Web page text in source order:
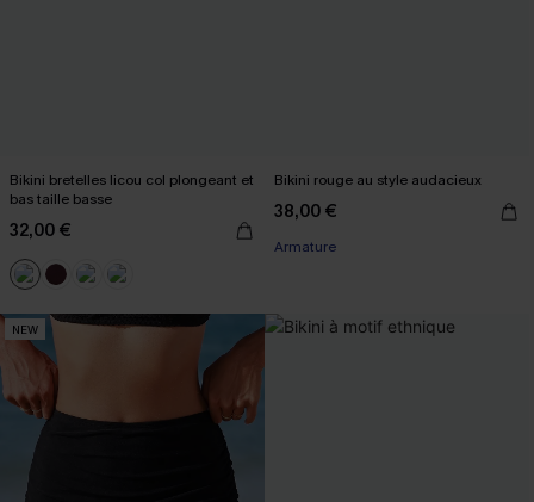
Bikini bretelles licou col plongeant et
bas taille basse
32,00 €
Bikini rouge au style audacieux
38,00 €
Armature
NEW